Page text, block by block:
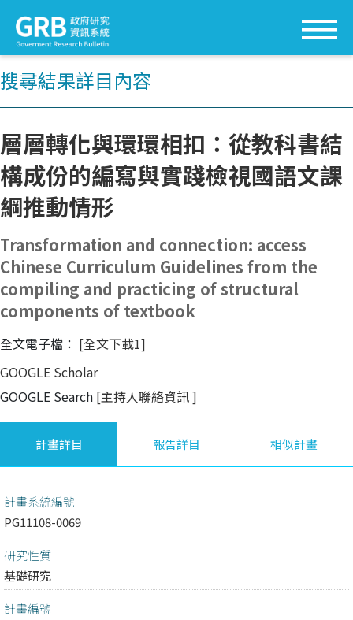
搜尋結果詳目內容
層層轉化與環環相扣：從教科書結
構成份的編寫與實踐檢視國語文課
綱推動情形
Transformation and connection: access
Chinese Curriculum Guidelines from the
compiling and practicing of structural
components of textbook
全文電子檔： [全文下載1]
GOOGLE Scholar
GOOGLE Search [主持人聯絡資訊]
計畫詳目 報告詳目 相似計畫
計畫系統編號
PG11108-0069
研究性質
基礎研究
計畫編號